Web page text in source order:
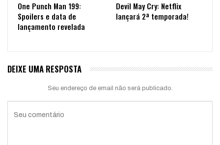
One Punch Man 199:
Spoilers e data de
lançamento revelada
Devil May Cry: Netflix
lançará 2ª temporada!
DEIXE UMA RESPOSTA
Seu endereço de email não será publicado.